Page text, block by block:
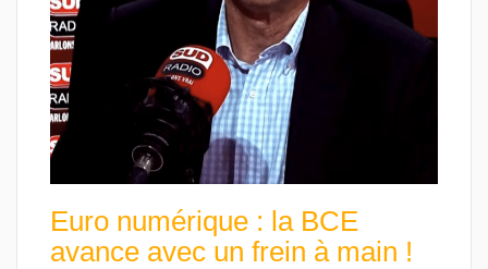
Euro numérique : la BCE
avance avec un frein à main !